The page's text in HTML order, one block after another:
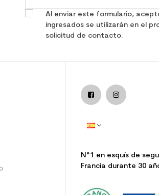
Al enviar este formulario,
ingresados se utilizarán en el
solicitud de contacto.
N°1 en esquís de
Francia durante 30